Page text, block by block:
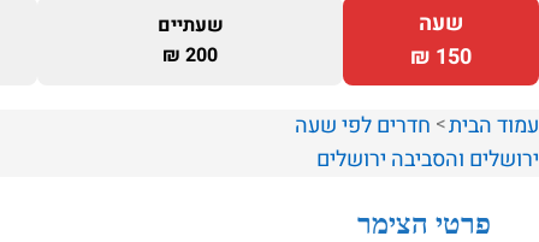
שעה
150 ₪
שעתיים
200 ₪
עמוד הבית חדרים לפי שעה
ירושלים והסביבה ירושלים
פרטי הצימר